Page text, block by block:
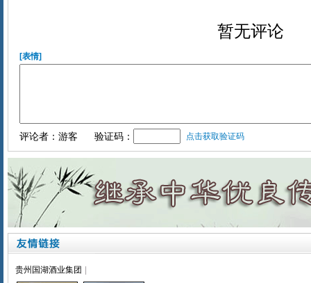
暂无评论
[表情]
评论者：游客 验证码： 点击获取验证码
贵州国湖酒业集团